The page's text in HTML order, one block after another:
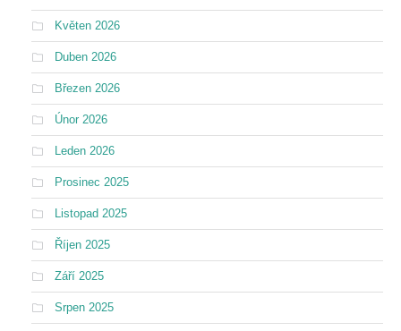
Květen 2026
Duben 2026
Březen 2026
Únor 2026
Leden 2026
Prosinec 2025
Listopad 2025
Říjen 2025
Září 2025
Srpen 2025